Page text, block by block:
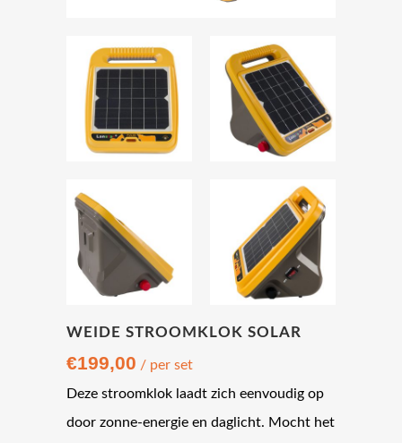
WEIDE STROOMKLOK SOLAR
€199,00 / per set
Deze stroomklok laadt zich eenvoudig op
door zonne-energie en daglicht. Mocht het